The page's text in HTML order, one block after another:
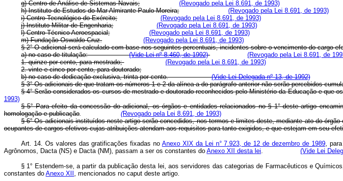
g) Centro de Análise de Sistemas Navais;
(Revogado pela Lei 8.691, de 1993)
h) Instituto de Estudos do Mar Almirante Paulo Moreira;
(Revogado pela Lei 8.691, de 1993)
i) Centro Tecnológico do Exército;
(Revogado pela Lei 8.691, de 1993)
j) Instituto Militar de Engenharia;
(Revogado pela Lei 8.691, de 1993)
l) Centro Técnico Aeroespacial;
(Revogado pela Lei 8.691, de 1993)
m) Fundação Oswaldo Cruz.
(Revogado pela Lei 8.691, de 1993)
§ 2° O adicional será calculado com base nos seguintes percentuais, incidentes sobre o vencimento do cargo
a) no caso de titulação:(Vide Lei nº 8.460, de 1992)
(Revogado pela Lei 8.691, de
1. quinze por cento, para mestrado;
(Revogado pela Lei 8.691, de 1993)
2. vinte e cinco por cento, para doutorado;
b) no caso de dedicação exclusiva, trinta por cento.(Vide Lei Delegada nº 13, de 1992)
§ 3° Os adicionais de que tratam os números 1 e 2 da alínea a do parágrafo anterior não serão percebidos
§ 4° Serão considerados os cursos de mestrado e doutorado reconhecidos pelo Ministério da Educação e que
1993)
§ 5° Para efeito da concessão do adicional, os órgãos e entidades relacionados no § 1° deste artigo
homologação e publicação. (Revogado pela Lei 8.691, de 1993)
§ 6° Os adicionais instituídos neste artigo serão concedidos, nos termos e limites deste, mediante ato do
ocupantes de cargos efetivos cujas atribuições atendam aos requisitos para tanto exigidos, e que estejam em seu
Art. 14. Os valores das gratificações fixadas no Anexo XIX da Lei n° 7.923, de 12 de dezembro de 1989,
Agrônomos, Dacta (NS) e Dacta (NM), passam a ser os constantes do Anexo XII desta lei. (Vide Lei
§ 1° Estendem-se, a partir da publicação desta lei, aos servidores das categorias de Farmacêuticos e
constantes do Anexo XII , mencionados no caput deste artigo.